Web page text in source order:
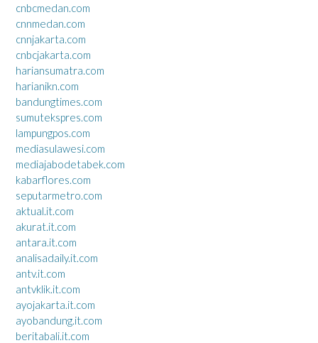
cnbcmedan.com
cnnmedan.com
cnnjakarta.com
cnbcjakarta.com
hariansumatra.com
harianikn.com
bandungtimes.com
sumutekspres.com
lampungpos.com
mediasulawesi.com
mediajabodetabek.com
kabarflores.com
seputarmetro.com
aktual.it.com
akurat.it.com
antara.it.com
analisadaily.it.com
antv.it.com
antvklik.it.com
ayojakarta.it.com
ayobandung.it.com
beritabali.it.com